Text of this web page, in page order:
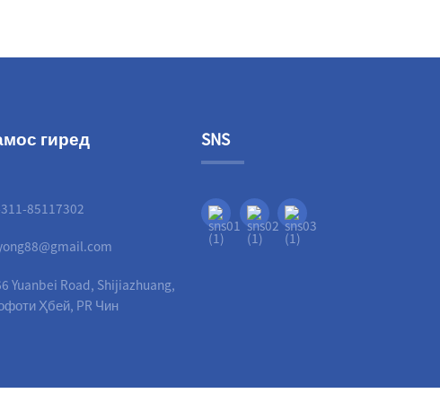
гиред
85117302
Yuanbei Road, Shijiazhuang,
Ҳбей, PR Чин
SNS